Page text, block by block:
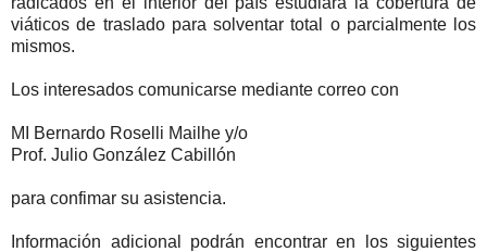
viáticos de traslado para solventar total o parcialmente los
mismos.
Los interesados comunicarse mediante correo con
MI Bernardo Roselli Mailhe y/o
Prof. Julio González Cabillón
para confimar su asistencia.
Información adicional podrán encontrar en los siguientes